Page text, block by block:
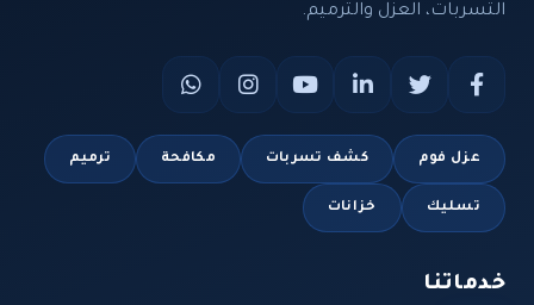
التسربات، العزل والترميم.
عزل فوم كشف تسربات مكافحة ترميم
تسليك خزانات
خدماتنا